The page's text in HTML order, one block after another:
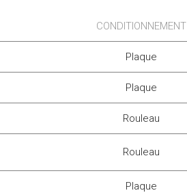
CONDITIONNEMENT
Plaque
Plaque
Rouleau
Rouleau
Plaque